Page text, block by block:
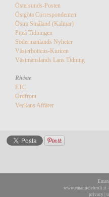
Östersunds-Posten
Östgöta Correspondenten
Östra Småland (Kalmar)
Piteå Tidningen
Södermanlands Nyheter
Västerbottens-Kuriren
Västmanslands Lans Tidning
Riviste
ETC
Ordfront
Veckans Affärer
www.emanuelebroli.it -
privacy